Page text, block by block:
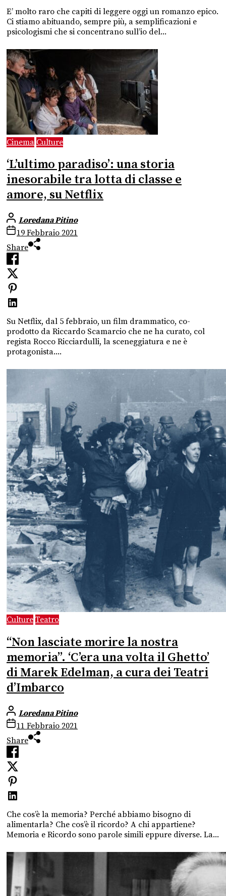
E’ molto raro che capiti di leggere oggi un romanzo epico.
Ci stiamo abituando, sempre più, a semplificazioni e
psicologismi che si concentrano sull’io del...
Cinema Culture
‘L’ultimo paradiso’: una storia
inesorabile tra lotta di classe e
amore, su Netflix
Loredana Pitino
19 Febbraio 2021
Share
Su Netflix, dal 5 febbraio, un film drammatico, co-
prodotto da Riccardo Scamarcio che ne ha curato, col
regista Rocco Ricciardulli, la sceneggiatura e ne è
protagonista....
Culture Teatro
“Non lasciate morire la nostra
memoria”. ‘C’era una volta il Ghetto’
di Marek Edelman, a cura dei Teatri
d’Imbarco
Loredana Pitino
11 Febbraio 2021
Share
Che cos’è la memoria? Perché abbiamo bisogno di
alimentarla? Che cos’è il ricordo? A chi appartiene?
Memoria e Ricordo sono parole simili eppure diverse. La...